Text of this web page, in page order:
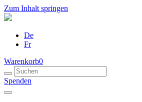
Zum Inhalt springen
De
Fr
Warenkorb0
Spenden